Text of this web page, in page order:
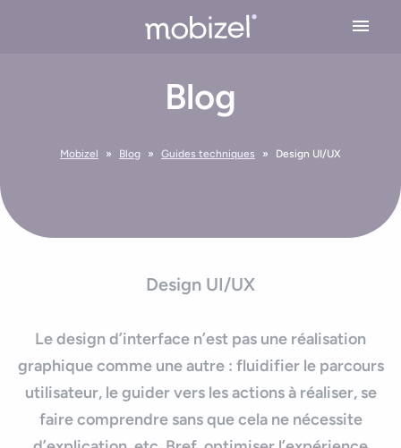
Recette & Publication
Solutions
Application Web Mobile
Application Mobile avec IoT
Le spécialiste de l’application sur mesure
Technologies Application Mobile
Application mobile e-commerce
Ressources
Blog
Outils et ressources
Blog
Mobizel » Blog » Guides techniques » Design UI/UX
Design UI/UX
Le design d’interface n’est pas une réalisation
graphique comme une autre : fluidifier le parcours
utilisateur, le guider vers les actions à réaliser, se
faire comprendre sans que cela ne nécessite